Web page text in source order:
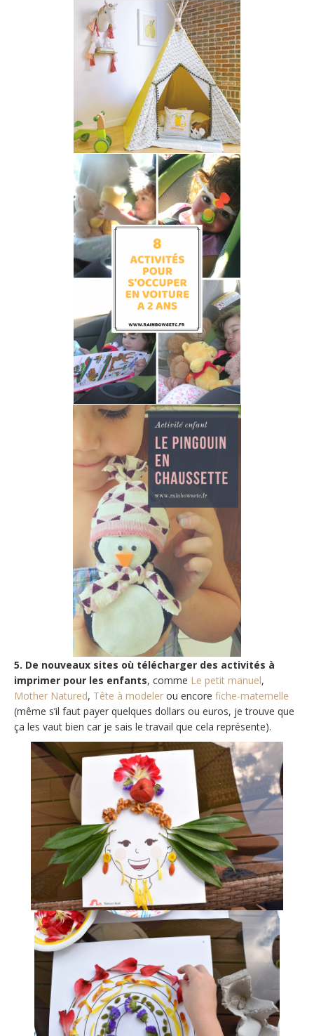
5. De nouveaux sites où télécharger des activités à
imprimer pour les enfants, comme Le petit manuel,
Mother Natured, Tête à modeler ou encore fiche-maternelle
(même s’il faut payer quelques dollars ou euros, je trouve que
ça les vaut bien car je sais le travail que cela représente).